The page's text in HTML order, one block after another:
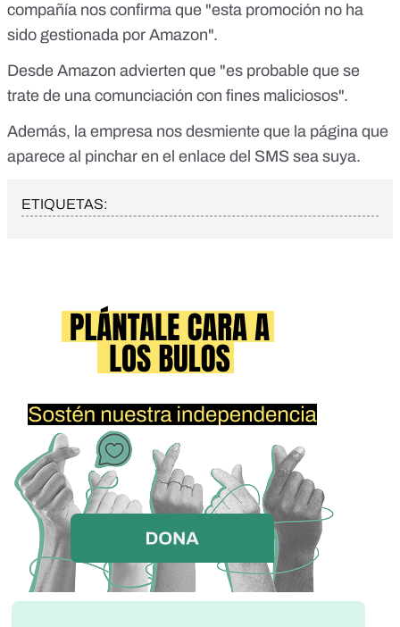
compañía nos confirma que "esta promoción no ha
sido gestionada por Amazon".
Desde Amazon advierten que "es probable que se
trate de una comunciación con fines maliciosos".
Además, la empresa nos desmiente que la página que
aparece al pinchar en el enlace del SMS sea suya.
ETIQUETAS: